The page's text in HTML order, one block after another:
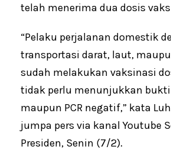
telah menerima dua dosis
“Pelaku perjalanan domestik
transportasi darat, laut,
sudah melakukan vaksinasi
tidak perlu menunjukkan
maupun PCR negatif,” kata
jumpa pers via kanal Youtube
Presiden, Senin (7/2).